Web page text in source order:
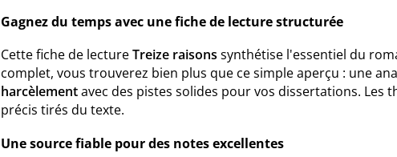
Gagnez du temps avec une fiche de lecture structurée
Cette fiche de lectureTreize raisons synthétise l'essentiel du
complet, vous trouverez bien plus que ce simple aperçu : une
harcèlementavec des pistes solides pour vos dissertations. Les
précis tirés du texte.
Une source fiable pour des notes excellentes